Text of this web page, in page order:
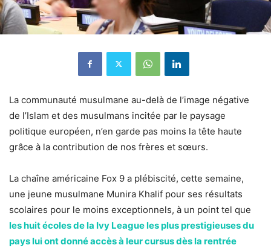
La communauté musulmane au-delà de l’image négative
de l’Islam et des musulmans incitée par le paysage
politique européen, n’en garde pas moins la tête haute
grâce à la contribution de nos frères et sœurs.
La chaîne américaine Fox 9 a plébiscité, cette semaine,
une jeune musulmane Munira Khalif pour ses résultats
scolaires pour le moins exceptionnels, à un point tel que
les huit écoles de la Ivy League les plus prestigieuses du
pays lui ont donné accès à leur cursus dès la rentrée